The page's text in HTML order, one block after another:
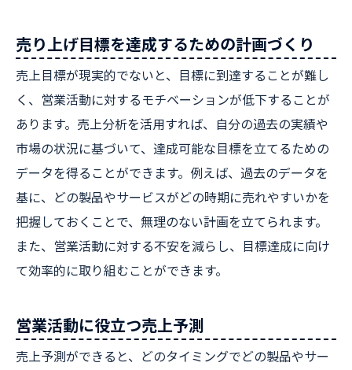
売り上げ目標を達成するための計画づくり
売上目標が現実的でないと、目標に到達することが難し
く、営業活動に対するモチベーションが低下することが
あります。売上分析を活用すれば、自分の過去の実績や
市場の状況に基づいて、達成可能な目標を立てるための
データを得ることができます。例えば、過去のデータを
基に、どの製品やサービスがどの時期に売れやすいかを
把握しておくことで、無理のない計画を立てられます。
また、営業活動に対する不安を減らし、目標達成に向け
て効率的に取り組むことができます。
営業活動に役立つ売上予測
売上予測ができると、どのタイミングでどの製品やサー